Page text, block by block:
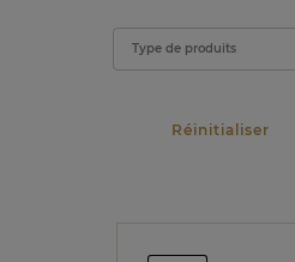
Type de produits
Filtrer